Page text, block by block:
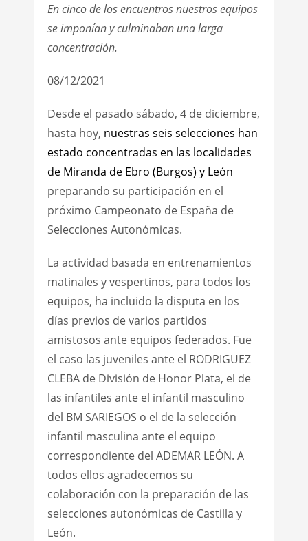
En cinco de los encuentros nuestros equipos
se imponían y culminaban una larga
concentración.
08/12/2021
Desde el pasado sábado, 4 de diciembre,
hasta hoy, nuestras seis selecciones han
estado concentradas en las localidades
de Miranda de Ebro (Burgos) y León
preparando su participación en el
próximo Campeonato de España de
Selecciones Autonómicas.
La actividad basada en entrenamientos
matinales y vespertinos, para todos los
equipos, ha incluido la disputa en los
días previos de varios partidos
amistosos ante equipos federados. Fue
el caso las juveniles ante el RODRIGUEZ
CLEBA de División de Honor Plata, el de
las infantiles ante el infantil masculino
del BM SARIEGOS o el de la selección
infantil masculina ante el equipo
correspondiente del ADEMAR LEÓN. A
todos ellos agradecemos su
colaboración con la preparación de las
selecciones autonómicas de Castilla y
León.